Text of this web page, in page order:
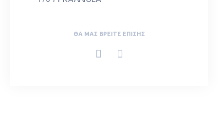
ΘΑ ΜΑΣ ΒΡΕΊΤΕ ΕΠΊΣΗΣ